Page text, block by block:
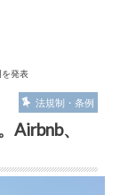
発表
法規制・条例
Airbnb、